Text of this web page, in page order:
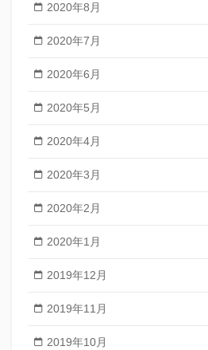
2020年8月
2020年7月
2020年6月
2020年5月
2020年4月
2020年3月
2020年2月
2020年1月
2019年12月
2019年11月
2019年10月